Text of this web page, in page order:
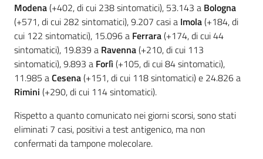
Modena(+402, di cui 238 sintomatici), 53.143 a Bologna
(+571, di cui 282 sintomatici), 9.207 casi a Imola(+184, di
cui 122 sintomatici), 15.096 a Ferrara(+174, di cui 44
sintomatici), 19.839 a Ravenna(+210, di cui 113
sintomatici), 9.893 a Forlì(+105, di cui 84 sintomatici),
11.985 aCesena(+151, di cui 118 sintomatici) e 24.826 a
Rimini (+290, di cui 114 sintomatici).
Rispetto a quanto comunicato nei giorni scorsi, sono stati
eliminati 7 casi, positivi a test antigenico, ma non
confermati da tampone molecolare.